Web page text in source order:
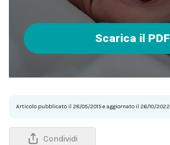
Scarica il PDF
Articolo pubblicato il 28/05/2015 e aggiornato il 26/10/2022
Condividi